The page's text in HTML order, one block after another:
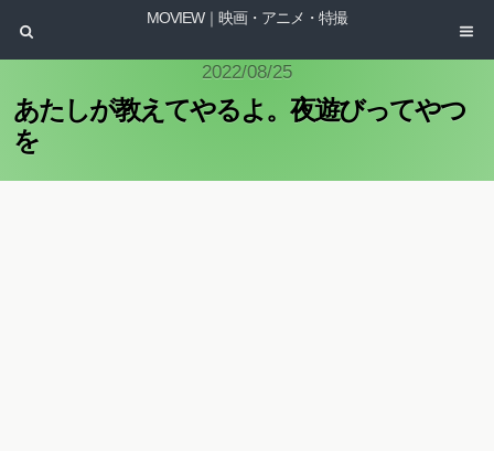
MOVIEW｜映画・アニメ・特撮
2022/08/25
あたしが教えてやるよ。夜遊びってやつ
を